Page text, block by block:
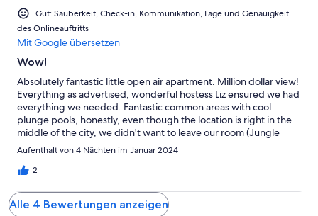
Gut: Sauberkeit, Check-in, Kommunikation, Lage und Genauigkeit
des Onlineauftritts
Mit Google übersetzen
Wow!
Absolutely fantastic little open air apartment. Million dollar view!
Everything as advertised, wonderful hostess Liz ensured we had
everything we needed. Fantastic common areas with cool
plunge pools, honestly, even though the location is right in the
middle of the city, we didn't want to leave our room (Jungle
room at the very top of the building). The room has enough
large BBQ/grill. Good exercise climbing the stairs! With the
get quite noisy with the sounds of the city. Absolutely would
return again just to stay in this amazing room!
Aufenthalt von 4 Nächten im Januar 2024
2
Alle 4 Bewertungen anzeigen